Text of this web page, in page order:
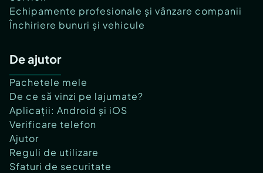
Echipamente profesionale și vânzare companii
Închiriere bunuri și vehicule
De ajutor
Pachetele mele
De ce să vinzi pe lajumate?
Aplicații: Android și iOS
Verificare telefon
Ajutor
Reguli de utilizare
Sfaturi de securitate